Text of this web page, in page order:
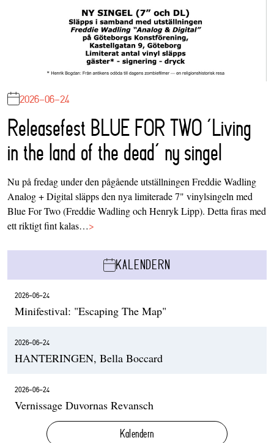
2026-06-24
Releasefest BLUE FOR TWO ‘Living
in the land of the dead’ ny singel
Nu på fredag under den pågående utställningen Freddie Wadling
Analog + Digital släpps den nya limiterade 7" vinylsingeln med
Blue For Two (Freddie Wadling och Henryk Lipp). Detta firas med
ett riktigt fint kalas…>
KALENDERN
2026-06-24
Minifestival: "Escaping The Map"
2026-06-24
HANTERINGEN, Bella Boccard
2026-06-24
Vernissage Duvornas Revansch
Kalendern